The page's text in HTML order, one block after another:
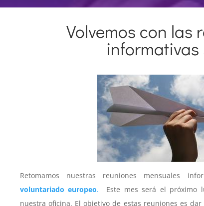
Volvemos con las
informativas
Retomamos nuestras reuniones mensuales
voluntariado europeo. Este mes será el próximo
nuestra oficina. El objetivo de estas reuniones es